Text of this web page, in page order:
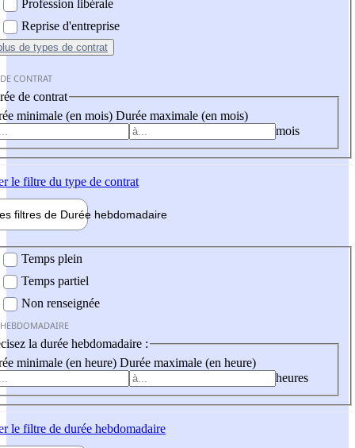
Profession libérale
Reprise d'entreprise
de types de contrat
CONTRAT
de contrat
minimale (en mois) Durée maximale (en mois)
mois
le filtre du type de contrat
filtres de Durée hebdomadaire
Temps plein
Temps partiel
Non renseignée
la durée hebdomadaire :
minimale (en heure) Durée maximale (en heure)
heures
le filtre de durée hebdomadaire